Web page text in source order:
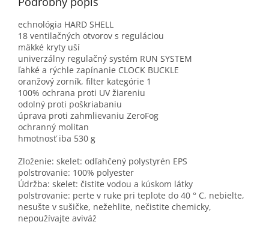
echnológia HARD SHELL
18 ventilačných otvorov s reguláciou
mäkké kryty uší
univerzálny regulačný systém RUN SYSTEM
ľahké a rýchle zapínanie CLOCK BUCKLE
oranžový zorník, filter kategórie 1
100% ochrana proti UV žiareniu
odolný proti poškriabaniu
úprava proti zahmlievaniu ZeroFog
ochranný molitan
hmotnosť iba 530 g
Zloženie: skelet: odľahčený polystyrén EPS
polstrovanie: 100% polyester
Údržba: skelet: čistite vodou a kúskom látky
polstrovanie: perte v ruke pri teplote do 40 ° C, nebielte,
nesušte v sušičke, nežehlite, nečistite chemicky,
nepoužívajte aviváž